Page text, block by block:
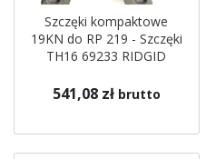
Szczęki kompaktowe
19KN do RP 219 - Szczęki
TH16 69233 RIDGID
541,08 zł brutto